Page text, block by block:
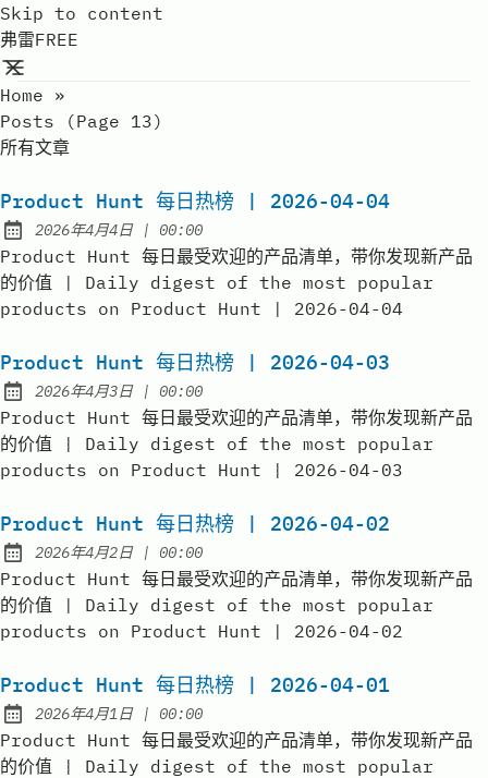
Skip to content
弗雷FREE
Home »
Posts (page 13)
所有文章
Product Hunt 每日热榜 | 2026-04-04
Published:
2026年4月4日| at
00:00
Product Hunt 每日最受欢迎的产品清单，带你发现新产品
的价值 | Daily digest of the most popular
products on Product Hunt | 2026-04-04
Product Hunt 每日热榜 | 2026-04-03
Published:
2026年4月3日| at
00:00
Product Hunt 每日最受欢迎的产品清单，带你发现新产品
的价值 | Daily digest of the most popular
products on Product Hunt | 2026-04-03
Product Hunt 每日热榜 | 2026-04-02
Published:
2026年4月2日| at
00:00
Product Hunt 每日最受欢迎的产品清单，带你发现新产品
的价值 | Daily digest of the most popular
products on Product Hunt | 2026-04-02
Product Hunt 每日热榜 | 2026-04-01
Published:
2026年4月1日| at
00:00
Product Hunt 每日最受欢迎的产品清单，带你发现新产品
的价值 | Daily digest of the most popular